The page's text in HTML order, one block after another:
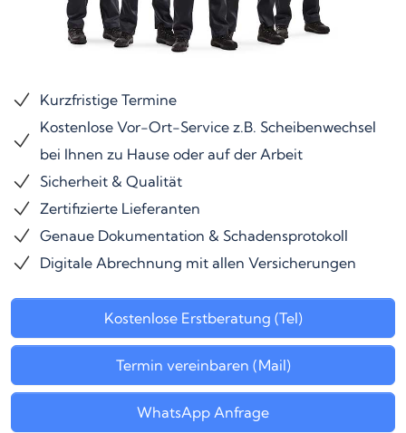
Kurzfristige Termine
Kostenlose Vor-Ort-Service z.B. Scheibenwechsel
bei Ihnen zu Hause oder auf der Arbeit
Sicherheit & Qualität
Zertifizierte Lieferanten
Genaue Dokumentation & Schadensprotokoll
Digitale Abrechnung mit allen Versicherungen
Kostenlose Erstberatung (Tel)
Termin vereinbaren (Mail)
WhatsApp Anfrage